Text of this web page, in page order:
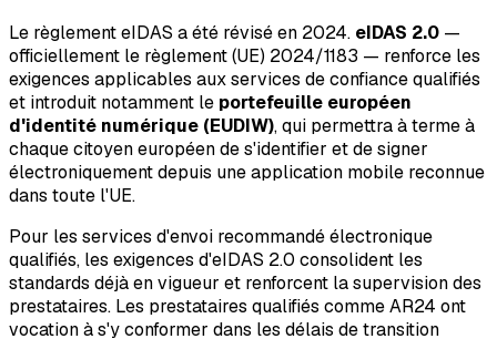
Le règlement eIDAS a été révisé en 2024. eIDAS 2.0 —
officiellement le règlement (UE) 2024/1183 — renforce les
exigences applicables aux services de confiance qualifiés
et introduit notamment le portefeuille européen
d'identité numérique (EUDIW), qui permettra à terme à
chaque citoyen européen de s'identifier et de signer
électroniquement depuis une application mobile reconnue
dans toute l'UE.
Pour les services d'envoi recommandé électronique
qualifiés, les exigences d'eIDAS 2.0 consolident les
standards déjà en vigueur et renforcent la supervision des
prestataires. Les prestataires qualifiés comme AR24 ont
vocation à s'y conformer dans les délais de transition